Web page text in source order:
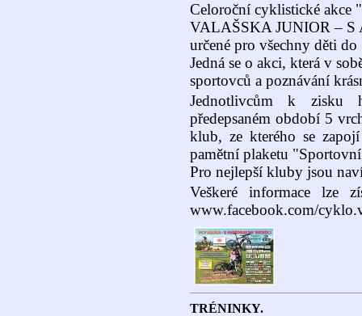
Celoroční cyklistické
VALAŠSKA JUNIOR –
určené pro všechny děti do
Jedná se o akci, která v
sportovců a poznávání
Jednotlivcům k zisku
předepsaném období 5
klub, ze kterého se
pamětní plaketu
Pro nejlepší kluby jsou
Veškeré informace lze
www.facebook.com/
TRÉNINKY.